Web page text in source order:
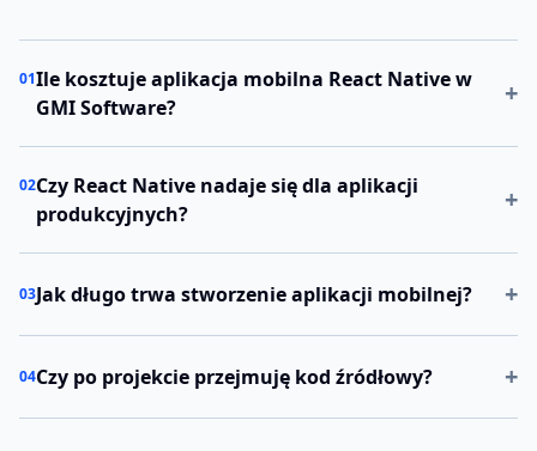
01Ile kosztuje aplikacja mobilna React Native w
GMI Software?
+
02Czy React Native nadaje się dla aplikacji
produkcyjnych?
+
03Jak długo trwa stworzenie aplikacji mobilnej? +
04Czy po projekcie przejmuję kod źródłowy? +